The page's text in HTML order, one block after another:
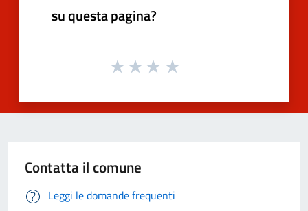
su questa pagina?
Contatta il comune
Leggi le domande frequenti